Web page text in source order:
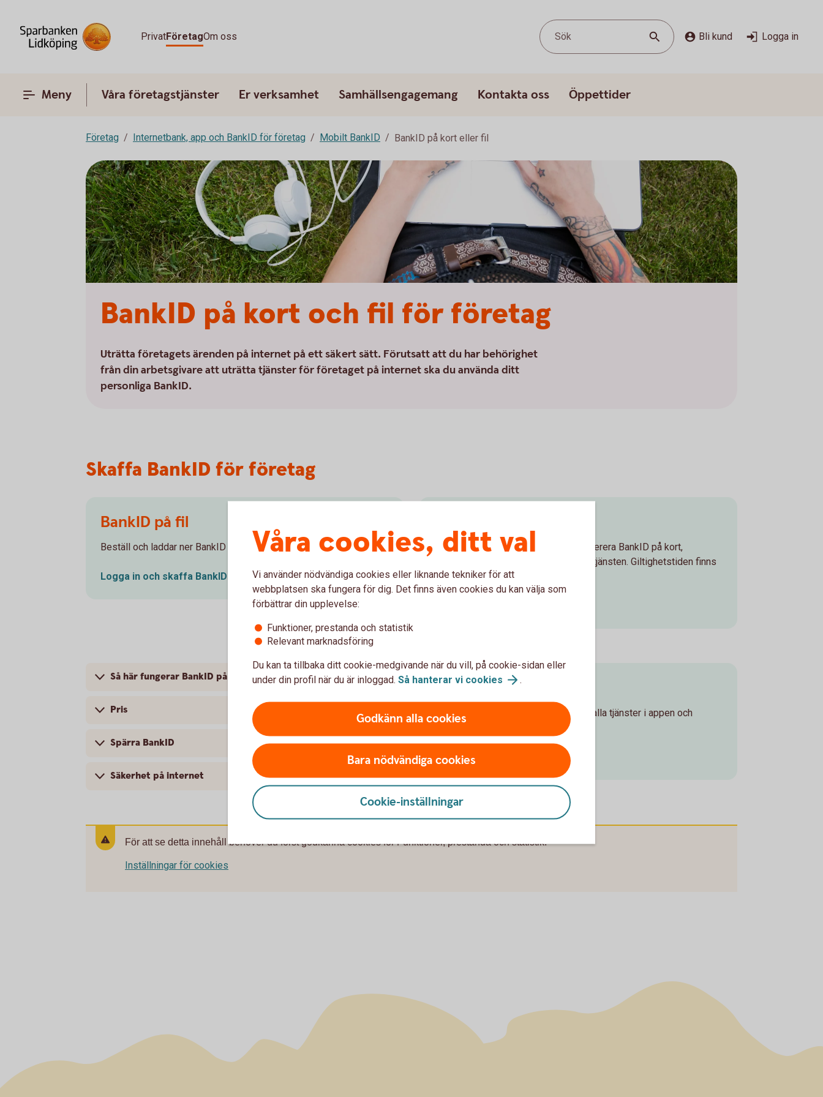
PrivatFöretagOm oss Sök Bli kund Logga in
Meny Våra företagstjänster Er verksamhet Samhällsengagemang Kontakta oss Öppettider
Företag Internetbank, app och BankID för företag Mobilt BankID BankID på kort eller fil
BankID på kort och fil för företag
Uträtta företagets ärenden på internet på ett säkert sätt. Förutsatt att du har behörighet
från din arbetsgivare att uträtta tjänster för företaget på internet ska du använda ditt
personliga BankID.
Skaffa BankID för företag
BankID på fil
Beställ och laddar ner BankID på fil kostnadsfritt i internetbanken.
Logga in och skaffa BankID på
Den 30 december 2024 slutade vi leverera BankID på kort,
eftersom vår leverantör upphört med tjänsten. Giltighetstiden finns
angiven på ditt kort.
Så här fungerar BankID på kort och BankID på fil
Pris
Spärra BankID
Säkerhet på internet
Mobilt BankID
Med Mobilt BankID får du tillgång till alla tjänster i appen och
MobiltBankID
För att se detta innehåll behöver du först godkänna cookies för Funktioner, prestanda och statistik.
Inställningar för cookies
Våra cookies, ditt val
Vi använder nödvändiga cookies eller liknande tekniker för att
webbplatsen ska fungera för dig. Det finns även cookies du kan välja som
förbättrar din upplevelse:
Funktioner, prestanda och statistik
Relevant marknadsföring
Du kan ta tillbaka ditt cookie-medgivande när du vill, på cookie-sidan eller
under din profil när du är inloggad. Så hanterar vi cookies .
Godkänn alla cookies
Bara nödvändiga cookies
Cookie-inställningar